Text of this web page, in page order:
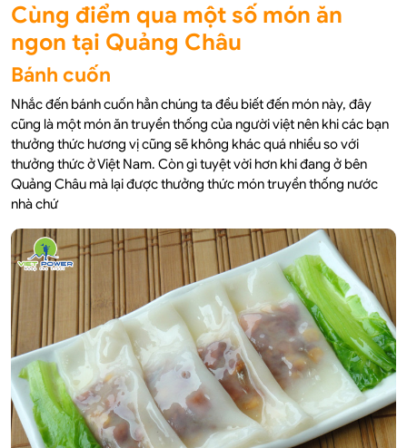
Cùng điểm qua một số món ăn
ngon tại Quảng Châu
Bánh cuốn
Nhắc đến bánh cuốn hẳn chúng ta đều biết đến món này, đây
cũng là một món ăn truyền thống của người việt nên khi các bạn
thưởng thức hương vị cũng sẽ không khác quá nhiều so với
thưởng thức ở Việt Nam. Còn gì tuyệt vời hơn khi đang ở bên
Quảng Châu mà lại được thưởng thức món truyền thống nước
nhà chứ